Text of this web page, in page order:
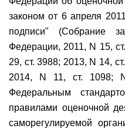
законом от 6 апреля
подписи" (Собрание
Федерации, 2011, N 15,
29, ст. 3988; 2013, N 14,
2014, N 11, ст. 1098;
Федеральным
правилами оценочной
саморегулируемой